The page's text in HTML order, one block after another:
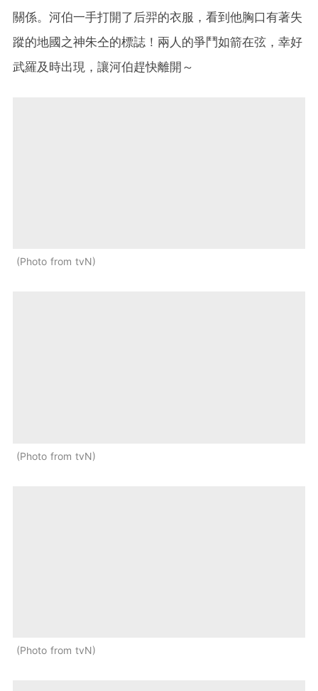
關係。河伯一手打開了后羿的衣服，看到他胸口有著失
蹤的地國之神朱仝的標誌！兩人的爭鬥如箭在弦，幸好
武羅及時出現，讓河伯趕快離開～
Photo from tvN
Photo from tvN
Photo from tvN